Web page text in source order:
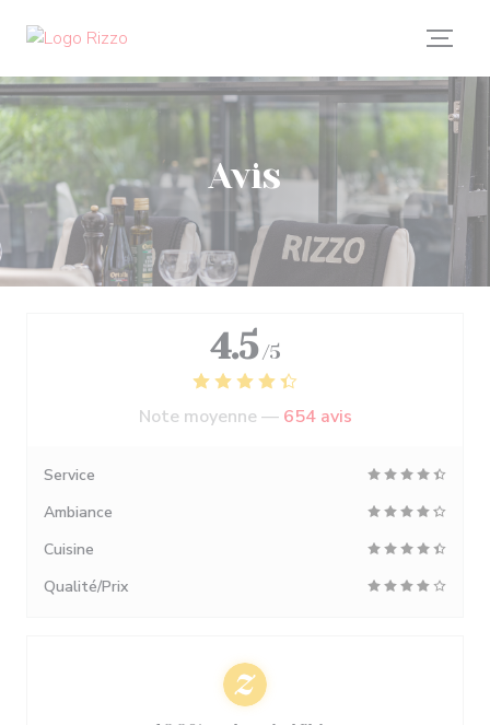
Avis
4.5 /5
Note moyenne — 654 avis
Service
Ambiance
Cuisine
Qualité/Prix